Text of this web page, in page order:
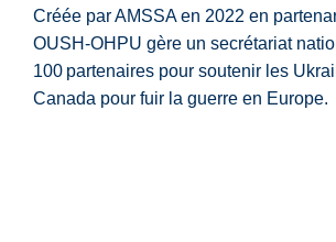
Créée par AMSSA en 2022 en
OUSH-OHPU gère un secrétariat
100 partenaires pour soutenir les
Canada pour fuir la guerre en Europe.